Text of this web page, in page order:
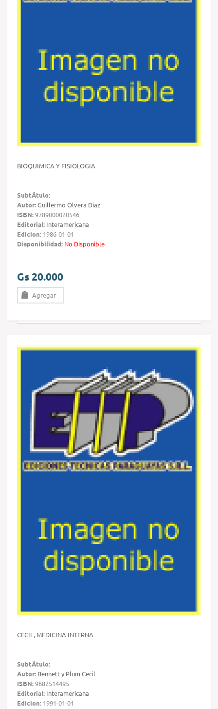
BIOQUIMICA Y FISIOLOGIA
SubtÃ­tulo:
Autor:Guillermo Olvera Diaz
ISBN:9789000020546
Editorial: Interamericana
Edicion: 1986-01-01
Disponibilidad: No Disponible
Gs 20.000
Agregar
CECIL, MEDICINA INTERNA
SubtÃ­tulo:
Autor: Bennett y Plum Cecil
ISBN:9682514495
Editorial: Interamericana
Edicion: 1991-01-01